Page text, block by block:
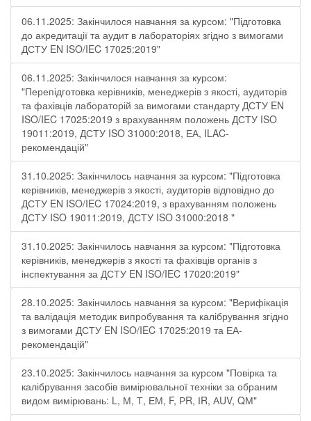
06.11.2025: Закінчилося навчання за курсом: "Підготовка
до акредитації та аудит в лабораторіях згідно з вимогами
ДСТУ EN ISO/IEC 17025:2019"
06.11.2025: Закінчилося навчання за курсом:
"Перепідготовка керівників, менеджерів з якості, аудиторів
та фахівців лабораторій за вимогами стандарту ДСТУ EN
ISO/IEC 17025:2019 з врахуванням положень ДСТУ ISO
19011:2019, ДСТУ ISO 31000:2018, ЕА, ILAC-
рекомендацій"
31.10.2025: Закінчилось навчання за курсом: "Підготовка
керівників, менеджерів з якості, аудиторів відповідно до
ДСТУ EN ISO/IEC 17024:2019, з врахуванням положень
ДСТУ ISO 19011:2019, ДСТУ ISO 31000:2018 "
31.10.2025: Закінчилось навчання за курсом: "Підготовка
керівників, менеджерів з якості та фахівців органів з
інспектування за ДСТУ EN ISO/IEC 17020:2019"
28.10.2025: Закінчилось навчання за курсом: "Верифікація
та валідація методик випробування та калібрування згідно
з вимогами ДСТУ EN ISO/IEC 17025:2019 та ЕА-
рекомендацій"
23.10.2025: Закінчилось навчання за курсом "Повірка та
калібрування засобів вимірювальної техніки за обраним
видом вимірювань: L, М, Т, ЕМ, F, РR, ІR, АUV, QМ"